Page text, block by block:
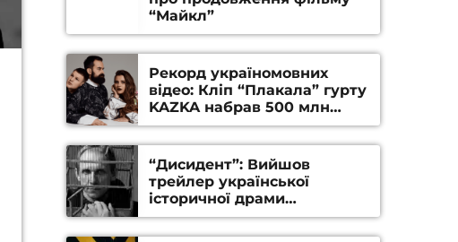
“Майкл”
Рекорд україномовних
відео: Кліп “Плакала” гурту
KAZKA набрав 500 млн
переглядів на YouTube
“Дисидент”: Вийшов
трейлер української
історичної драми
Станіслава Гуренка та
Андрія Алфьорова (ВІДЕО)